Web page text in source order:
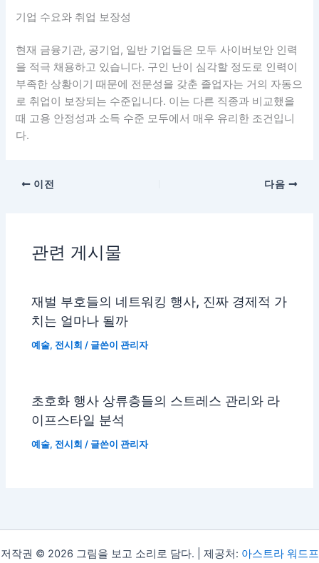
기업 수요와 취업 보장성
현재 금융기관, 공기업, 일반 기업들은 모두 사이버보안 인력
을 적극 채용하고 있습니다. 구인 난이 심각할 정도로 인력이
부족한 상황이기 때문에 전문성을 갖춘 졸업자는 거의 자동으
로 취업이 보장되는 수준입니다. 이는 다른 직종과 비교했을
때 고용 안정성과 소득 수준 모두에서 매우 유리한 조건입니
다.
이전 다음
관련 게시물
재벌 부호들의 네트워킹 행사, 진짜 경제적 가
치는 얼마나 될까
예술, 전시회 / 글쓴이관리자
초호화 행사 상류층들의 스트레스 관리와 라
이프스타일 분석
예술, 전시회 / 글쓴이관리자
저작권 © 2026 그림을 보고 소리로 담다. | 제공처: 아스트라 워드프